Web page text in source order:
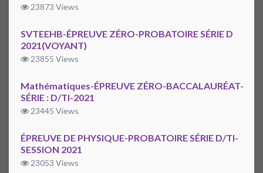
23873 Views
SVTEEHB-ÉPREUVE ZÉRO-PROBATOIRE SÉRIE D
2021(VOYANT)
23855 Views
Mathématiques-ÉPREUVE ZÉRO-BACCALAURÉAT-
SÉRIE : D/TI-2021
23445 Views
ÉPREUVE DE PHYSIQUE-PROBATOIRE SÉRIE D/TI-
SESSION 2021
23053 Views